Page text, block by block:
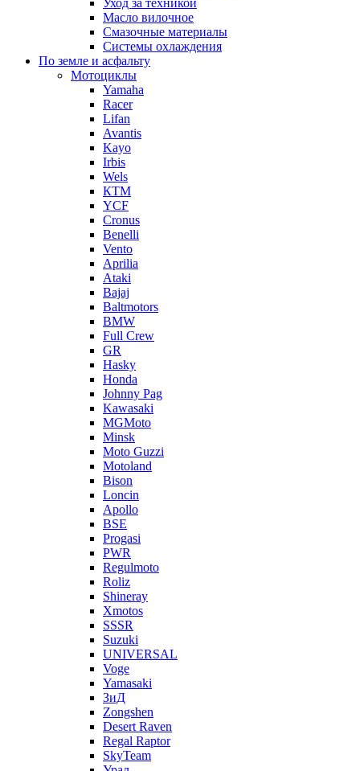
Уход за техникой
Масло вилочное
Смазочные материалы
Системы охлаждения
По земле и асфальту
Мотоциклы
Yamaha
Racer
Lifan
Avantis
Kayo
Irbis
Wels
КТМ
YCF
Cronus
Benelli
Vento
Aprilia
Ataki
Bajaj
Baltmotors
BMW
Full Crew
GR
Hasky
Honda
Johnny Pag
Kawasaki
MGMoto
Minsk
Moto Guzzi
Motoland
Bison
Loncin
Apollo
BSE
Progasi
PWR
Regulmoto
Roliz
Shineray
Xmotos
SSSR
Suzuki
UNIVERSAL
Voge
Yamasaki
ЗиД
Zongshen
Desert Raven
Regal Raptor
SkyTeam